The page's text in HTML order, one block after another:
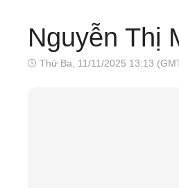
Nguyễn Thị
Thứ Ba, 11/11/2025 13:13